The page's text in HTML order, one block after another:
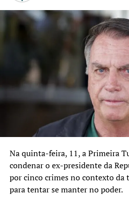
O Cequinha tem como primeiro
brincadeiras entre as crianças
8 anos, a meta é proporcionar
meninos e meninas em jogos
idade, o importante não é o
o convívio de forma mais lúdica”,
TÓPICOS RELACIONADOS:
Oficializado título de Universidade
quarta-feira, 31
NÃO SE ESQUEÇA
Canoas Shopping divulga
Na quinta-feira, 11, a Primeira
condenar o ex-presidente da
por cinco crimes no contexto da
para tentar se manter no poder.